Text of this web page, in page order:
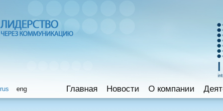
rus eng Главная Новости O компании